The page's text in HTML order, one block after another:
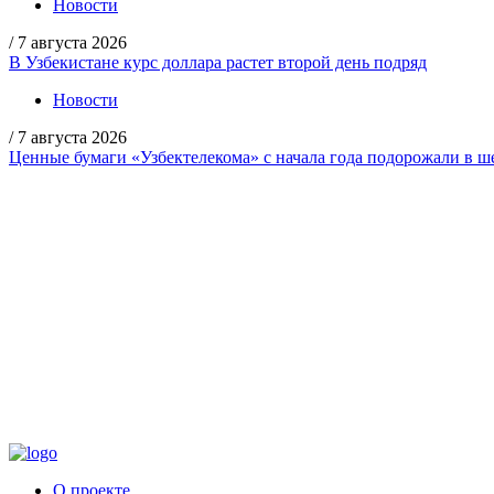
Новости
/ 7 августа 2026
В Узбекистане курс доллара растет второй день подряд
Новости
/ 7 августа 2026
Ценные бумаги «Узбектелекома» с начала года подорожали в